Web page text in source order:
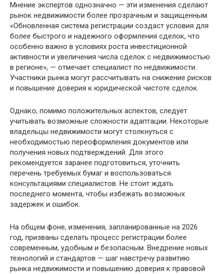
Мнение экспертов однозначно — эти изменения сделают
рынок недвижимости более прозрачным и защищенным.
«Обновленная система регистрации создаст условия для
более быстрого и надежного оформления сделок, что
особенно важно в условиях роста инвестиционной
активности и увеличения числа сделок с недвижимостью
в регионе», — отмечает специалист по недвижимости.
Участники рынка могут рассчитывать на снижение рисков
и повышение доверия к юридической чистоте сделок.
Однако, помимо положительных аспектов, следует
учитывать возможные сложности адаптации. Некоторые
владельцы недвижимости могут столкнуться с
необходимостью переоформления документов или
получения новых подтверждений. Для этого
рекомендуется заранее подготовиться, уточнить
перечень требуемых бумаг и воспользоваться
консультациями специалистов. Не стоит ждать
последнего момента, чтобы избежать возможных
задержек и ошибок.
На общем фоне, изменения, запланированные на 2026
год, призваны сделать процесс регистрации более
современным, удобным и безопасным. Внедрение новых
технологий и стандартов — шаг навстречу развитию
рынка недвижимости и повышению доверия к правовой